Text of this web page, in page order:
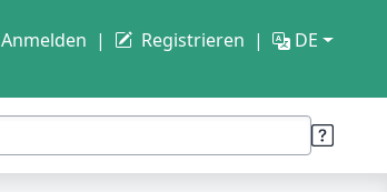
Anmelden Registrieren DE